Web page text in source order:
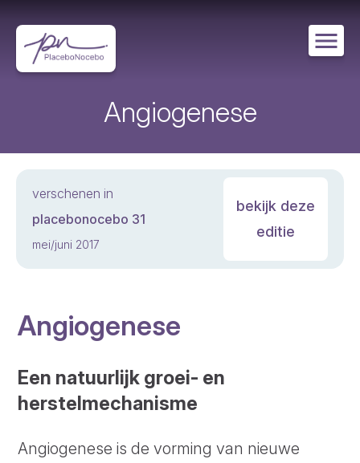
en
naar
de
Angiogenese
verschenen in
placebonocebo 31
mei/juni 2017
bekijk deze
editie
Angiogenese
Een natuurlijk groei- en
herstelmechanisme
Angiogenese is de vorming van nieuwe